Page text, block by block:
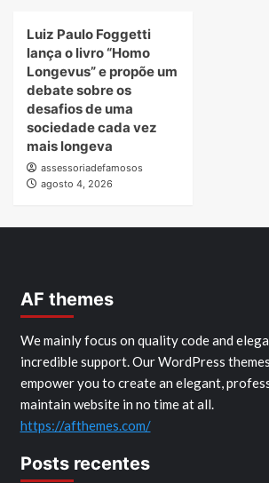
Luiz Paulo Foggetti
lança o livro “Homo
Longevus” e propõe um
debate sobre os
desafios de uma
sociedade cada vez
mais longeva
assessoriadefamosos
agosto 4, 2026
AF themes
We mainly focus on quality code and
incredible support. Our WordPress
empower you to create an elegant,
maintain website in no time at all.
https://afthemes.com/
Posts recentes